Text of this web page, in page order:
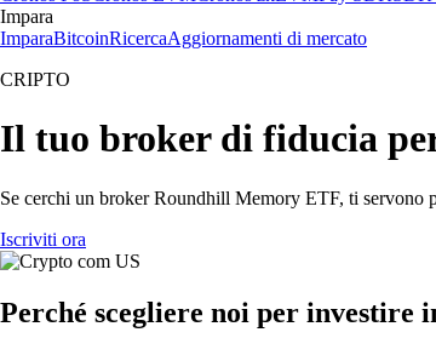
Impara
ImparaBitcoinRicercaAggiornamenti di mercato
CRIPTO
Il tuo broker di fiducia
Se cerchi un broker Roundhill Memory ETF, ti servono
Iscriviti ora
Perché scegliere noi per